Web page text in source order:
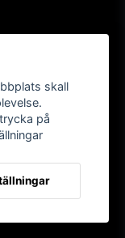
skall
på